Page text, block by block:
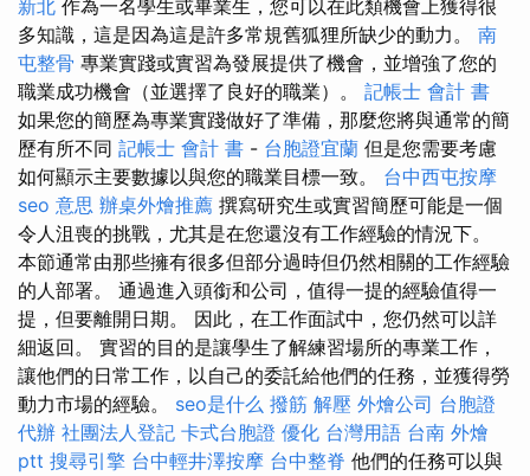
新北 作為一名學生或畢業生，您可以在此類機會上獲得很
多知識，這是因為這是許多常規舊狐狸所缺少的動力。 南
屯整骨 專業實踐或實習為發展提供了機會，並增強了您的
職業成功機會（並選擇了良好的職業）。 記帳士 會計 書
如果您的簡歷為專業實踐做好了準備，那麼您將與通常的簡
歷有所不同 記帳士 會計 書 - 台胞證宜蘭 但是您需要考慮
如何顯示主要數據以與您的職業目標一致。 台中西屯按摩
seo 意思 辦桌外燴推薦 撰寫研究生或實習簡歷可能是一個
令人沮喪的挑戰，尤其是在您還沒有工作經驗的情況下。
本節通常由那些擁有很多但部分過時但仍然相關的工作經驗
的人部署。 通過進入頭銜和公司，值得一提的經驗值得一
提，但要離開日期。 因此，在工作面試中，您仍然可以詳
細返回。 實習的目的是讓學生了解練習場所的專業工作，
讓他們的日常工作，以自己的委託給他們的任務，並獲得勞
動力市場的經驗。 seo是什么 撥筋 解壓 外燴公司 台胞證
代辦 社團法人登記 卡式台胞證 優化 台灣用語 台南 外燴
ptt 搜尋引擎 台中輕井澤按摩 台中整脊 他們的任務可以與